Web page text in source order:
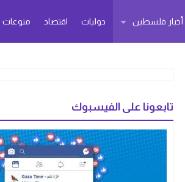
أخبار فلسطين دوليات اقتصاد منوعات
تابعونا على الفيسبوك